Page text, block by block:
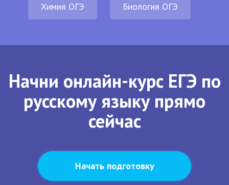
Химия ОГЭ Биология ОГЭ
Начни онлайн-курс ЕГЭ по
русскому языку прямо
сейчас
Начать подготовку